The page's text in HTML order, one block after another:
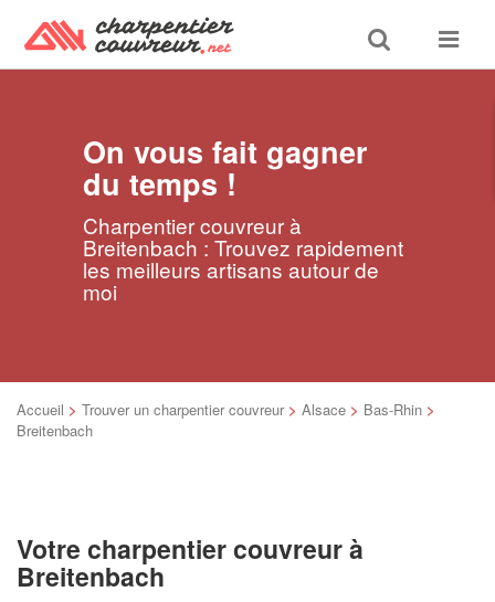
Toggle
search
Toggle
On vous fait gagner
du temps !
Charpentier couvreur à
Breitenbach : Trouvez rapidement
les meilleurs artisans autour de
moi
Accueil > Trouver un charpentier couvreur > Alsace > Bas-Rhin >
Breitenbach
Votre charpentier couvreur à
Breitenbach